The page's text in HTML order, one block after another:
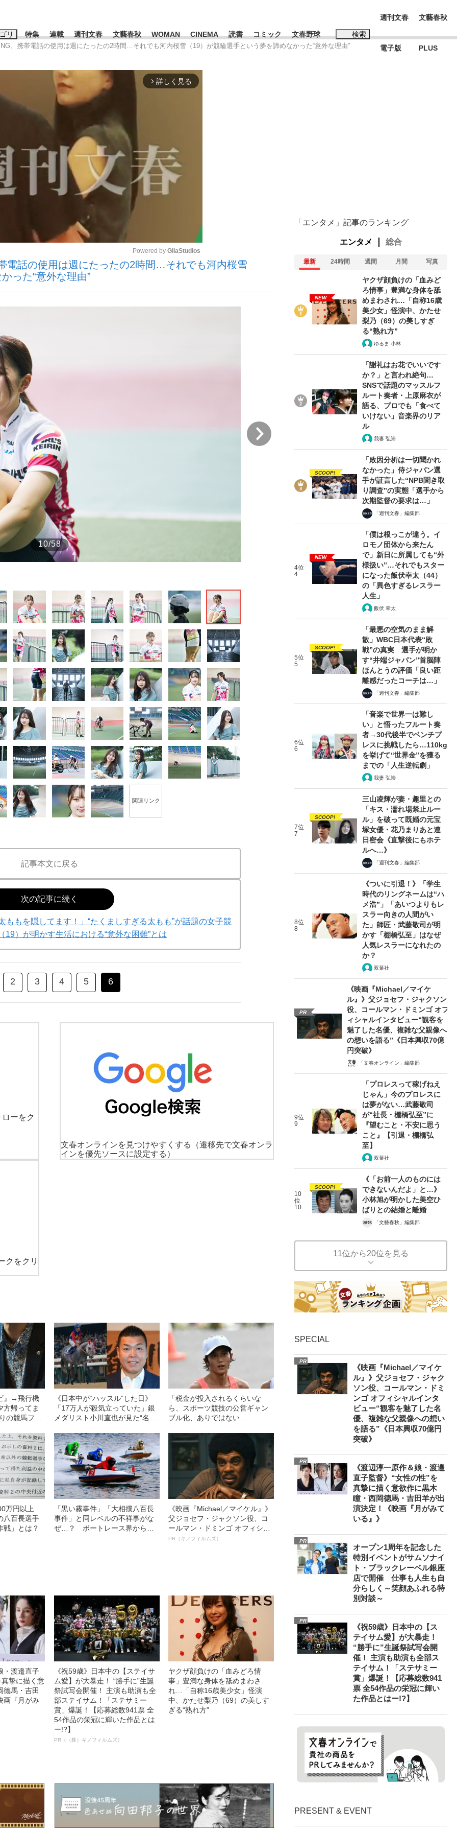
リ
明かした日本代表監督に... 「最悪の空気のまま解散」WBC日本代表“敗戦”の真実 選手が明かす...
「クマが悪者扱いされているのが悲しい」『北の国から』倉本聰氏（91...
カー日本代表・森保一監督...
特集
いまさら聞けない資産運用のすべて
連載 週刊文春 文藝春秋 WOMAN CINEMA 読書 コミック 文春野球 検索
ワードタグ一覧
#高市早苗 #後藤真希 #森岡毅
週刊文春
電子版
文藝春秋
PLUS
、携帯電話の使用は週にたったの2時間…それでも河内桜雪（19）が競輪選手という夢を諦めなかった“意外な理由”
arrow_forward_ios 詳しく見る
Powered by GliaStudios
電話の使用は週にたったの2時間…それでも河内桜雪
った“意外な理由”
10/58
関連リンク
記事本文に戻る
次の記事に続く
もを隠してます！」“たくましすぎる太もも”が話題の女子競
19）が明かす生活における“意外な困難”とは
2 3 4 5 6
ーをク
文春オンラインを見つけやすくする
（遷移先で文春オンラ
インを優先ソースに設定する）
クをクリ
』→飛行機
帰ってま
の競馬ファ
《日本中が“ハッスル”した日》
「17万人が殺気立っていた」銀
メダリスト小川直也が見た“名馬
跡”「1990年有馬記念の伝説」
「税金が投入されるくらいな
ら、スポーツ競技の公営ギャン
ブル化、ありではない
への感動が生んだ、アスリート
の“応援”方法
万円以上
八百長選手
戦」とは？
「黒い霧事件」「大相撲八百長
事件」と同レベルの不祥事がな
ぜ…？ ボートレース界から八
《映画『Michael／マイケル』》
父ジョセフ・ジャクソン役、コ
ールマン・ドミンゴ オフィシャ
ルインタビュー“観客を魅了した
PR（キノフィルムズ）
・渡邉直子
真摯に描く意
德馬・吉田
画『月がみ
《祝59歳》日本中の【ステイサ
ム愛】が大暴走！ “勝手に”生誕
祭試写会開催！ 主演も助演も全
部ステイサム！「ステサミー
賞」爆誕！【応募総数941票 全
54作品の栄冠に輝いた作品とは
ー!?】
PR（（株）キノフィルムズ）
ヤクザ顔負けの「血みどろ情
事」豊満な身体を舐めまわさ
れ…「自称16歳美少女」怪演
中、かたせ梨乃（69）の美しす
ぎる“熟れ方”
「エンタメ」記事のランキング
エンタメ 総合
最新 24時間 週間 月間 写真
NEW
ヤクザ顔負けの「血みど
ろ情事」豊満な身体を舐
めまわされ…「自称16歳
美少女」怪演中、かたせ
梨乃（69）の美しすぎ
る“熟れ方”
ゆるま 小林
「謝礼はお花でいいです
か？」と言われ絶句…
SNSで話題のマッスルフ
ルート奏者・上原麻衣が
語る、プロでも「食べて
いけない」音楽界のリア
ル
我妻 弘崇
SCOOP!
「敗因分析は一切聞かれ
なかった」侍ジャパン選
手が証言した“NPB聞き取
り調査”の実態「選手から
次期監督の要求は…」
「週刊文春」編集部
4位
4
NEW
「僕は根っこが違う。イ
ロモノ団体から来たん
で」新日に所属しても“外
様扱い”…それでもスター
になった飯伏幸太（44）
の「異色すぎるレスラー
人生」
飯伏 幸太
5位
5
SCOOP!
「最悪の空気のまま解
散」WBC日本代表“敗
戦”の真実 選手が明か
す“井端ジャパン”首脳陣
ほんとうの評価「良い距
離感だったコーチは…」
「週刊文春」編集部
6位
6
「音楽で世界一は難し
い」と悟ったフルート奏
者→30代後半でベンチプ
レスに挑戦したら…110kg
を挙げて“世界金”を獲る
までの「人生逆転劇」
我妻 弘崇
7位
7
SCOOP!
三山凌輝が妻・趣里との
「キス・濡れ場禁止ルー
ル」を破って既婚の元宝
塚女優・花乃まりあと連
日密会《直撃後にもホテ
ルへ…》
「週刊文春」編集部
8位
8
《ついに引退！》「学生
時代のリングネームは“ハ
メ浩”」「あいつよりもレ
スラー向きの人間がい
た」師匠・武藤敬司が明
かす「棚橋弘至」はなぜ
人気レスラーになれたの
か？
双葉社
PR
《映画『Michael／マイケ
ル』》父ジョセフ・ジャクソン
役、コールマン・ドミンゴ オフ
ィシャルインタビュー“観客を
魅了した名優、複雑な父親像へ
の想いを語る”《日本興収70億
円突破》
「文春オンライン」編集部
9位
9
「プロレスって稼げねえ
じゃん」今のプロレスに
は夢がない…武藤敬司
が“社長・棚橋弘至”に
『望むこと・不安に思う
こと』【引退・棚橋弘
至】
双葉社
10
位
10
SCOOP!
《「お前一人のものには
できないんだよ」と…》
小林旭が明かした美空ひ
ばりとの結婚と離婚
「文藝春秋」編集部
11位から20位を見る
SPECIAL
PR
《映画『Michael／マイケ
ル』》父ジョセフ・ジャク
ソン役、コールマン・ドミ
ンゴ オフィシャルインタ
ビュー“観客を魅了した名
優、複雑な父親像への想い
を語る”《日本興収70億円
突破》
PR
《渡辺淳一原作＆娘・渡邉
直子監督》“女性の性”を
真摯に描く意欲作に黒木
瞳・西岡德馬・吉田羊が出
演決定！《映画『月がみて
いる』》
PR
オープン1周年を記念した
特別イベントがサムソナイ
ト・ブラックレーベル銀座
店で開催 仕事も人生も自
分らしく～笑顔あふれる特
別対談～
PR
《祝59歳》日本中の【ス
テイサム愛】が大暴走！
“勝手に”生誕祭試写会開
催！ 主演も助演も全部ス
テイサム！「ステサミー
賞」爆誕！【応募総数941
票 全54作品の栄冠に輝い
た作品とはー!?】
PRESENT & EVENT